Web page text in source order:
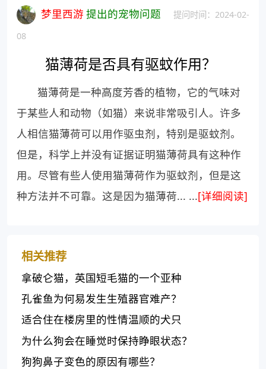
梦里西游 提出的宠物问题
提问时间：2024-02-
08
猫薄荷是否具有驱蚊作用？
猫薄荷是一种高度芳香的植物，它的气味对
于某些人和动物（如猫）来说非常吸引人。许多
人相信猫薄荷可以用作驱虫剂，特别是驱蚊剂。
但是，科学上并没有证据证明猫薄荷具有这种作
用。尽管有些人使用猫薄荷作为驱蚊剂，但是这
种方法并不可靠。这是因为猫薄荷... ...[详细阅读]
相关推荐
拿破仑猫，英国短毛猫的一个亚种
孔雀鱼为何易发生生殖器官难产？
适合住在楼房里的性情温顺的犬只
为什么狗会在睡觉时保持睁眼状态？
狗狗鼻子变色的原因有哪些？